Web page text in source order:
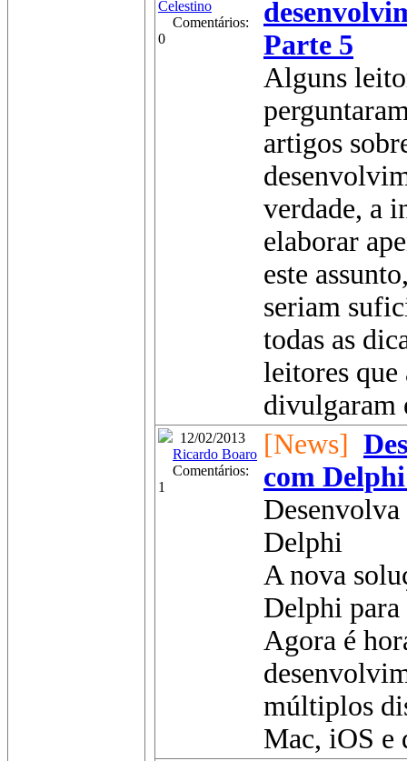
Celestino
Comentários:
0
Parte 5
Alguns
artigos
verdade, a
elaborar
este
seriam
todas as
leitores que
divulgaram
12/02/2013
Ricardo Boaro
Comentários:
1
[News]
com
Delphi
A nova
Delphi para
Agora é
múltiplos
Mac, iOS e